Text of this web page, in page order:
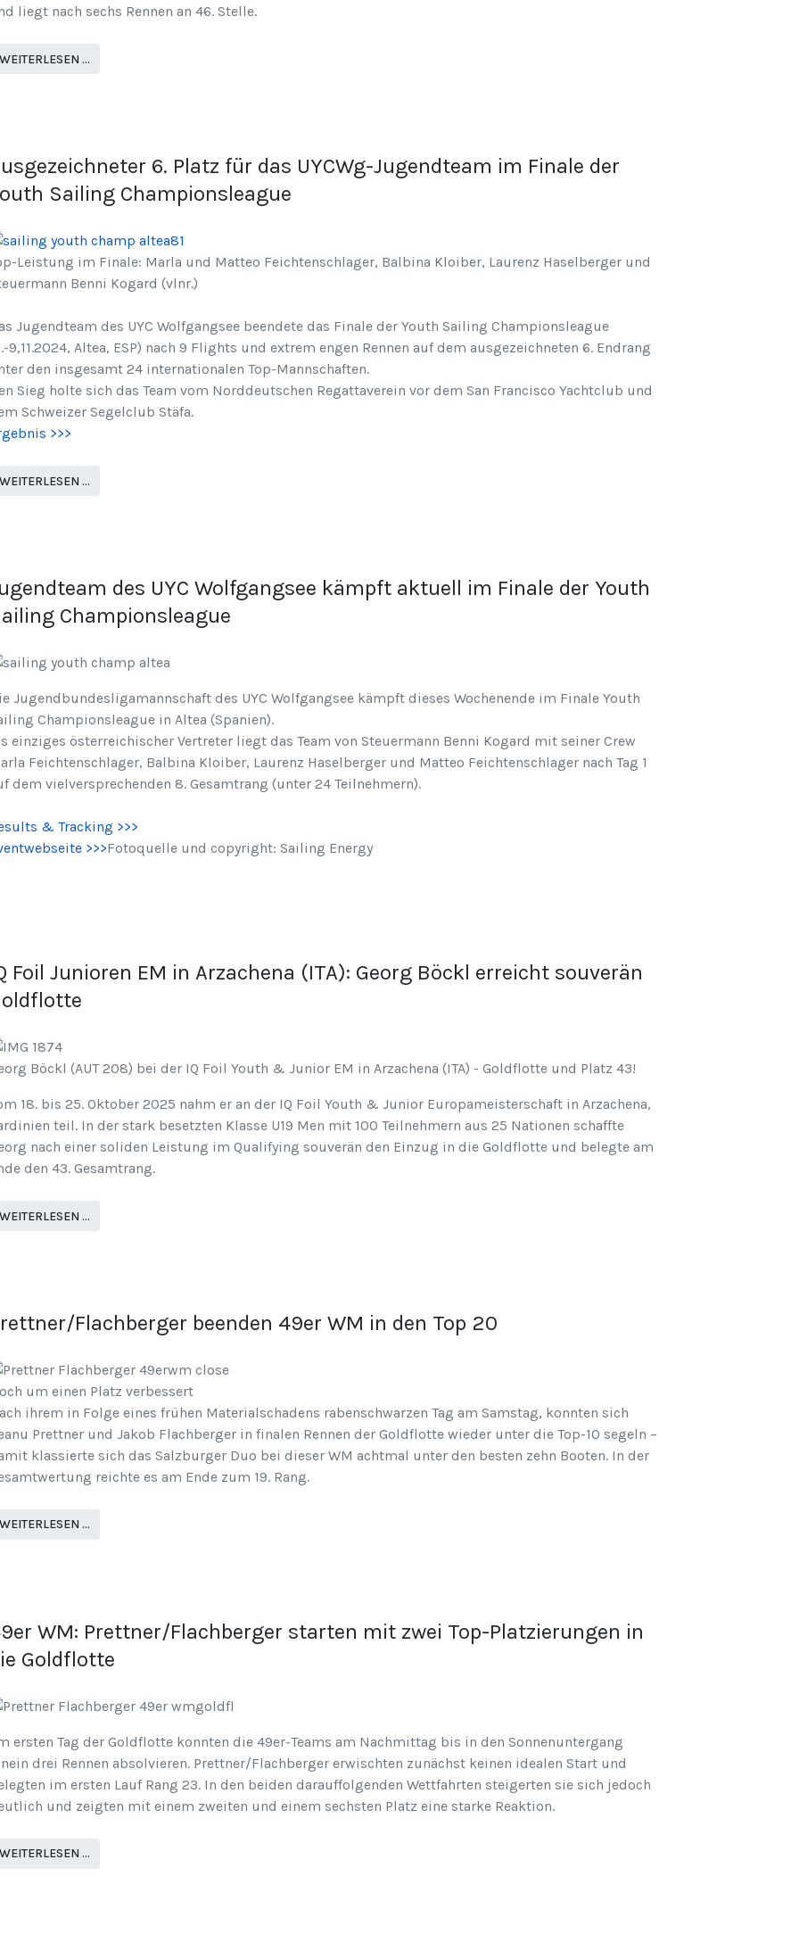
liegt nach sechs Rennen an 46. Stelle.
WEITERLESEN …
6. Platz für das UYCWg-Jugendteam im Finale der
Sailing Championsleague
Leistung im Finale: Marla und Matteo Feichtenschlager, Balbina Kloiber, Laurenz Haselberger und
Benni Kogard (vlnr.)
Jugendteam des UYC Wolfgangsee beendete das Finale der Youth Sailing Championsleague
9,11.2024, Altea, ESP) nach 9 Flights und extrem engen Rennen auf dem ausgezeichneten 6. Endrang
den insgesamt 24 internationalen Top-Mannschaften.
Sieg holte sich das Team vom Norddeutschen Regattaverein vor dem San Francisco Yachtclub und
Schweizer Segelclub Stäfa.
>>>
WEITERLESEN …
des UYC Wolfgangsee kämpft aktuell im Finale der Youth
Championsleague
Jugendbundesligamannschaft des UYC Wolfgangsee kämpft dieses Wochenende im Finale Youth
Championsleague in Altea (Spanien).
einziges österreichischer Vertreter liegt das Team von Steuermann Benni Kogard mit seiner Crew
Feichtenschlager, Balbina Kloiber, Laurenz Haselberger und Matteo Feichtenschlager nach Tag 1
dem vielversprechenden 8. Gesamtrang (unter 24 Teilnehmern).
& Tracking >>>
>>>Fotoquelle und copyright: Sailing Energy
Foil Junioren EM in Arzachena (ITA): Georg Böckl erreicht souverän
Böckl (AUT 208) bei der IQ Foil Youth & Junior EM in Arzachena (ITA) - Goldflotte und Platz 43!
18. bis 25. Oktober 2025 nahm er an der IQ Foil Youth & Junior Europameisterschaft in Arzachena,
teil. In der stark besetzten Klasse U19 Men mit 100 Teilnehmern aus 25 Nationen schaffte
nach einer soliden Leistung im Qualifying souverän den Einzug in die Goldflotte und belegte am
den 43. Gesamtrang.
WEITERLESEN …
Flachberger beenden 49er WM in den Top 20
um einen Platz verbessert
ihrem in Folge eines frühen Materialschadens rabenschwarzen Tag am Samstag, konnten sich
Prettner und Jakob Flachberger in finalen Rennen der Goldflotte wieder unter die Top-10 segeln –
klassierte sich das Salzburger Duo bei dieser WM achtmal unter den besten zehn Booten. In der
reichte es am Ende zum 19. Rang.
WEITERLESEN …
WM: Prettner/Flachberger starten mit zwei Top-Platzierungen in
Goldflotte
ersten Tag der Goldflotte konnten die 49er-Teams am Nachmittag bis in den Sonnenuntergang
drei Rennen absolvieren. Prettner/Flachberger erwischten zunächst keinen idealen Start und
im ersten Lauf Rang 23. In den beiden darauffolgenden Wettfahrten steigerten sie sich jedoch
und zeigten mit einem zweiten und einem sechsten Platz eine starke Reaktion.
WEITERLESEN …